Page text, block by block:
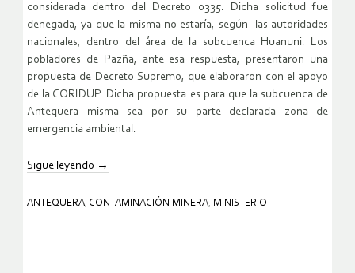
considerada dentro del Decreto 0335. Dicha solicitud fue
denegada, ya que la misma no estaría, según las autoridades
nacionales, dentro del área de la subcuenca Huanuni. Los
pobladores de Pazña, ante esa respuesta, presentaron una
propuesta de Decreto Supremo, que elaboraron con el apoyo
de la CORIDUP. Dicha propuesta es para que la subcuenca de
Antequera misma sea por su parte declarada zona de
emergencia ambiental.
Sigue leyendo →
ANTEQUERA, CONTAMINACIÓN MINERA, MINISTERIO